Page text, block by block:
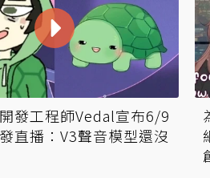
發工程師Vedal宣布6/9
直播：V3聲音模型還沒